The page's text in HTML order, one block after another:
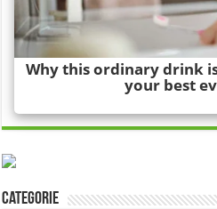
Categorie